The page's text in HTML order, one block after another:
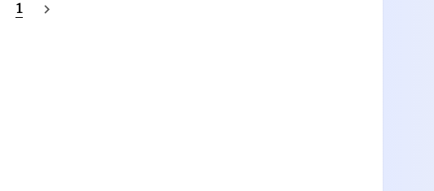
습니다.단백질 부족 → 근육 ..
1 navigate_next